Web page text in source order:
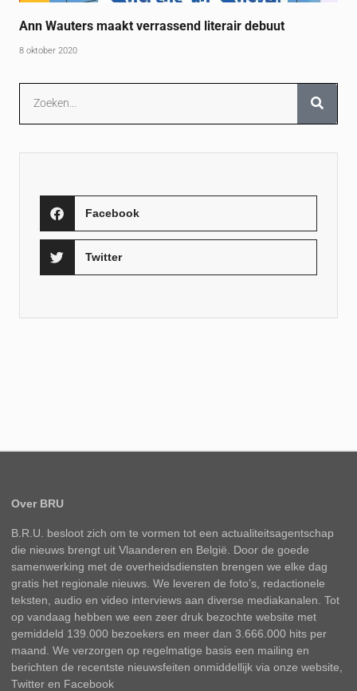
Ann Wauters maakt verrassend literair debuut
8 oktober 2020
Facebook
Twitter
Over BRU
B.R.U. besloot zich om te vormen tot een actualiteitsagentschap
die nieuws brengt uit Vlaanderen en België. Door de goede
samenwerking met de overheidsdiensten brengen we elke dag
gratis het regionale nieuws. We leveren de foto’s, redactionele
teksten, audio en video interviews aan diverse mediakanalen. Tot
op vandaag hebben we een zeer druk bezochte website met
gemiddeld 139.000 bezoekers en meer dan 3.666.000 hits per
maand. We verzorgen op regelmatige basis een mailing en
berichten de recentste nieuwsfeiten onmiddellijk via onze website,
Twitter en Facebook